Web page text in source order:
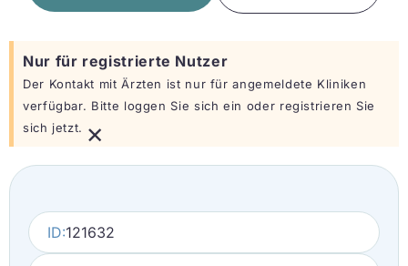
Nur für registrierte Nutzer
Der Kontakt mit Ärzten ist nur für angemeldete Kliniken
verfügbar. Bitte loggen Sie sich ein oder registrieren Sie
sich jetzt. ×
ID:121632